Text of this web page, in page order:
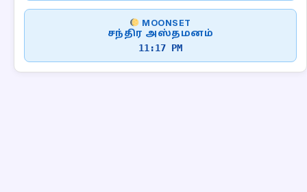
MOONSET
சந்திர அஸ்தமனம்
11:17 PM